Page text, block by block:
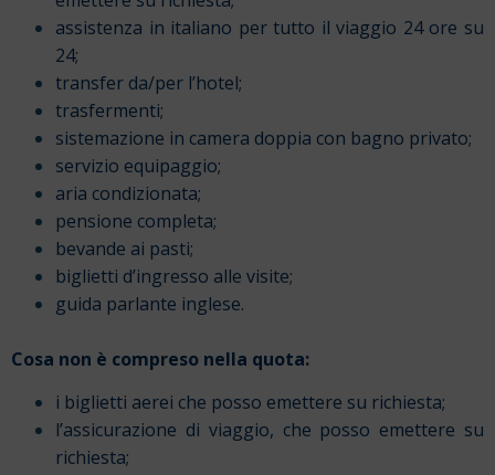
assistenza in italiano per tutto il viaggio 24 ore su
24;
transfer da/per l’hotel;
trasfermenti;
sistemazione in camera doppia con bagno privato;
servizio equipaggio;
aria condizionata;
pensione completa;
bevande ai pasti;
biglietti d’ingresso alle visite;
guida parlante inglese.
Cosa non è compreso nella quota:
i biglietti aerei che posso emettere su richiesta;
l’assicurazione di viaggio, che posso emettere su
richiesta;